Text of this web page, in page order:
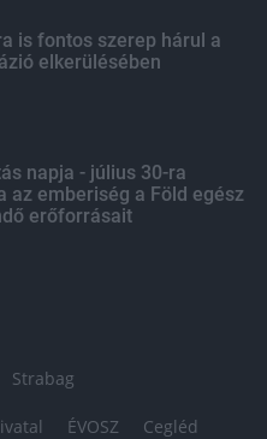
is fontos szerep hárul a
elkerülésében
napja - július 30-ra
az emberiség a Föld egész
erőforrásait
Strabag
ÉVOSZ Cegléd